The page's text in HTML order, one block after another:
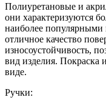
Полиуретановые и
они характеризуются
наиболее популярными
отличное качество
износоустойчивость,
вид изделия. Покраска
виде.
Ручки: